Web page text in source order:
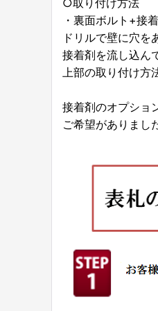
○取り付け方法
・裏面ボルト+接
ドリルで壁に穴を
接着剤を流し込ん
上部の取り付け方
接着剤のオプショ
ご希望がありまし